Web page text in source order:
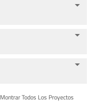
Montrar Todos Los Proyectos